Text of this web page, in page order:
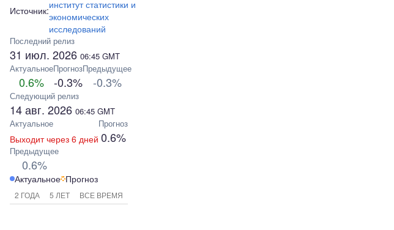
Источник:институт статистики и
экономических
исследований
Последний релиз
31 июл. 2026 06:45 GMT
Актуальное
0.6%
Прогноз
-0.3%
Предыдущее
-0.3%
Следующий релиз
14 авг. 2026 06:45 GMT
Актуальное
Выходит через 6 дней
Прогноз
0.6%
Предыдущее
0.6%
Актуальное Прогноз
2 ГОДА 5 ЛЕТ ВСЕ ВРЕМЯ